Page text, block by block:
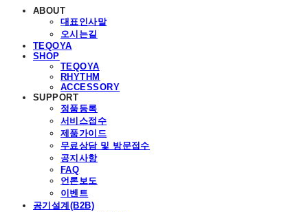
ABOUT
대표인사말
오시는길
TEQOYA
SHOP
TEQOYA
RHYTHM
ACCESSORY
SUPPORT
정품등록
서비스접수
제품가이드
무료상담 및 방문접수
공지사항
FAQ
언론보도
이벤트
공기설계(B2B)